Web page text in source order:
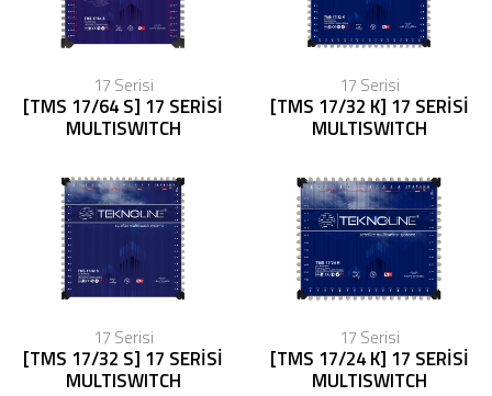
17 Serisi
[TMS 17/64 S] 17 SERİSİ
MULTISWITCH
17 Serisi
[TMS 17/32 K] 17 SERİSİ
MULTISWITCH
17 Serisi
[TMS 17/32 S] 17 SERİSİ
MULTISWITCH
17 Serisi
[TMS 17/24 K] 17 SERİSİ
MULTISWITCH